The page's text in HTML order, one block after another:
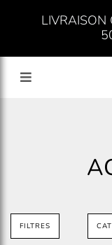
LIVRAISON
FILTRES